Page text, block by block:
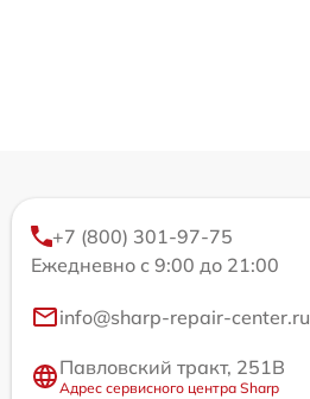
+7 (800) 301-97-75
Ежедневно с 9:00 до 21:00
info@sharp-repair-center.ru
Павловский тракт, 251В
Адрес сервисного центра Sharp